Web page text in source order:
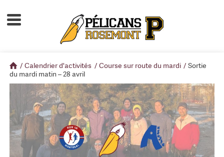
Accueil
Calendrier d'activités
Boutique
Devenir membre
/ Calendrier d'activités / Course sur route du mardi / Sortie
du mardi matin – 28 avril